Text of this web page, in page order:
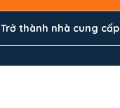
Trở thành nhà cung cấp